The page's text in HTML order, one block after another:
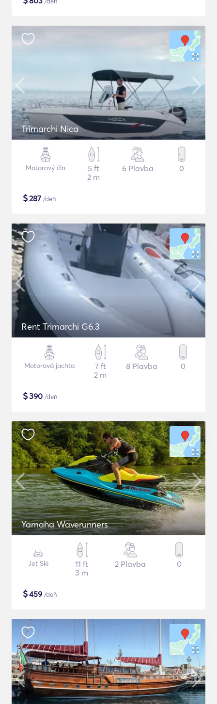
Trimarchi Nica
Motorový čln
5 ft
2 m
6 Plavba 0
$287 /deň
Rent Trimarchi G6.3
Motorová jachta
7 ft
2 m
8 Plavba 0
$390 /deň
Yamaha Waverunners
Jet Ski
11 ft
3 m
2 Plavba 0
$459 /deň